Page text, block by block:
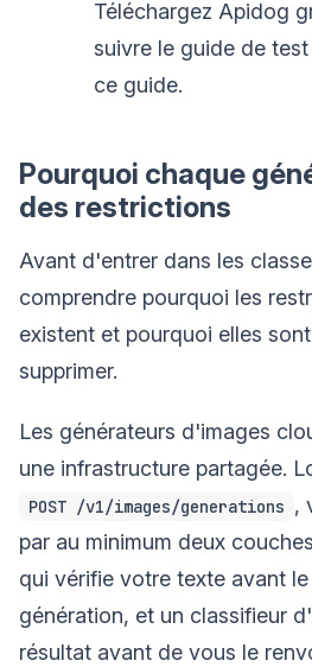
Téléchargez Apidog
suivre le guide de
ce guide.
Pourquoi chaque
des restrictions
Avant d'entrer dans les
comprendre pourquoi les
existent et pourquoi elles
supprimer.
Les générateurs d'images
une infrastructure partagée.
POST /v1/images/generations ,
par au minimum deux
qui vérifie votre texte avant
génération, et un classifieur
résultat avant de vous le